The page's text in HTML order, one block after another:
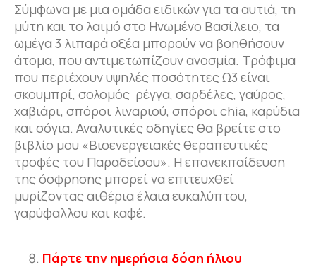
Σύμφωνα με μια ομάδα ειδικών για τα αυτιά, τη
μύτη και το λαιμό στο Ηνωμένο Βασίλειο, τα
ωμέγα 3 λιπαρά οξέα μπορούν να βοηθήσουν
άτομα, που αντιμετωπίζουν ανοσμία. Τρόφιμα
που περιέχουν υψηλές ποσότητες Ω3 είναι
σκουμπρί, σολομός ρέγγα, σαρδέλες, γαύρος,
χαβιάρι, σπόροι λιναριού, σπόροι chia, καρύδια
και σόγια. Αναλυτικές οδηγίες θα βρείτε στο
βιβλίο μου «Βιοενεργειακές θεραπευτικές
τροφές του Παραδείσου». Η επανεκπαίδευση
της όσφρησης μπορεί να επιτευχθεί
μυρίζοντας αιθέρια έλαια ευκαλύπτου,
γαρύφαλλου και καφέ.
Πάρτε την ημερήσια δόση ήλιου